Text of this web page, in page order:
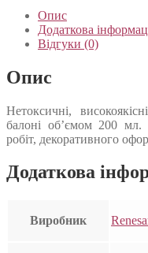
Опис
Додаткова
Відгуки (0)
Опис
Нетоксичні,
балоні об’ємом 200 мл.
робіт, декоративного
Додаткова
Виробник